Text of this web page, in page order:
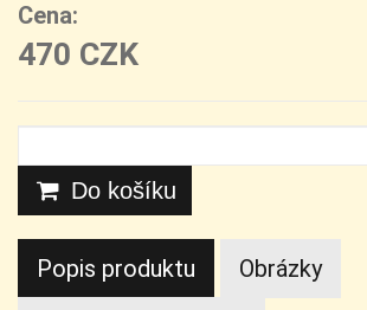
Cena:
470 CZK
Do košíku
Popis produktu Obrázky